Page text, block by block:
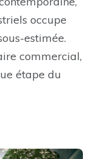
occupe
estimée.
commercial,
étape du